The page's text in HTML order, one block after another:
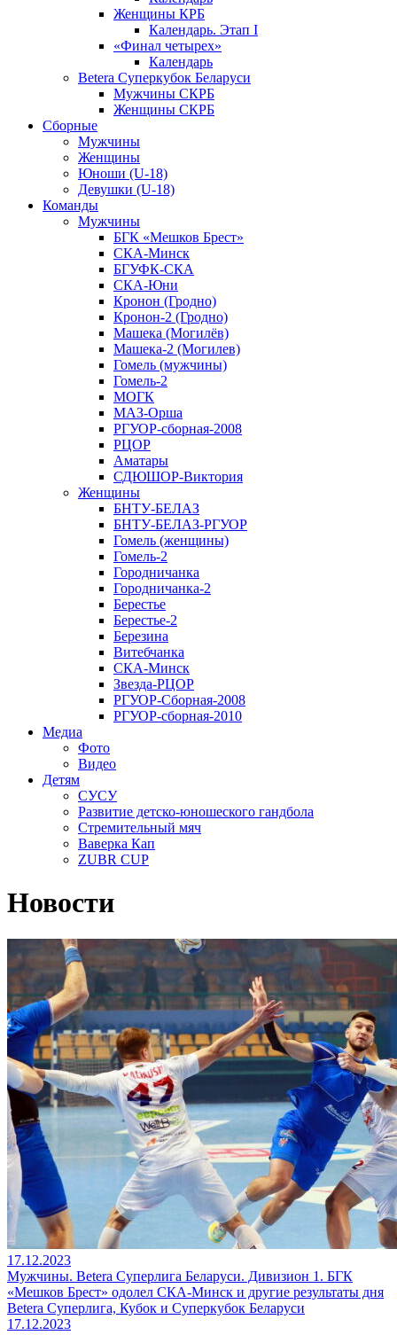
Женщины КРБ
Календарь. Этап I
«Финал четырех»
Календарь
Betera Суперкубок Беларуси
Мужчины СКРБ
Женщины СКРБ
Сборные
Мужчины
Женщины
Юноши (U-18)
Девушки (U-18)
Команды
Мужчины
БГК «Мешков Брест»
СКА-Минск
БГУФК-СКА
СКА-Юни
Кронон (Гродно)
Кронон-2 (Гродно)
Машека (Могилёв)
Машека-2 (Могилев)
Гомель (мужчины)
Гомель-2
МОГК
МАЗ-Орша
РГУОР-сборная-2008
РЦОР
Аматары
СДЮШОР-Виктория
Женщины
БНТУ-БЕЛАЗ
БНТУ-БЕЛАЗ-РГУОР
Гомель (женщины)
Гомель-2
Городничанка
Городничанка-2
Берестье
Берестье-2
Березина
Витебчанка
СКА-Минск
Звезда-РЦОР
РГУОР-Сборная-2008
РГУОР-сборная-2010
Медиа
Фото
Видео
Детям
СУСУ
Развитие детско-юношеского гандбола
Стремительный мяч
Ваверка Кап
ZUBR CUP
Новости
17.12.2023
Мужчины. Betera Суперлига Беларуси. Дивизион 1. БГК
«Мешков Брест» одолел СКА-Минск и другие результаты дня
Betera Суперлига, Кубок и Суперкубок Беларуси
17.12.2023